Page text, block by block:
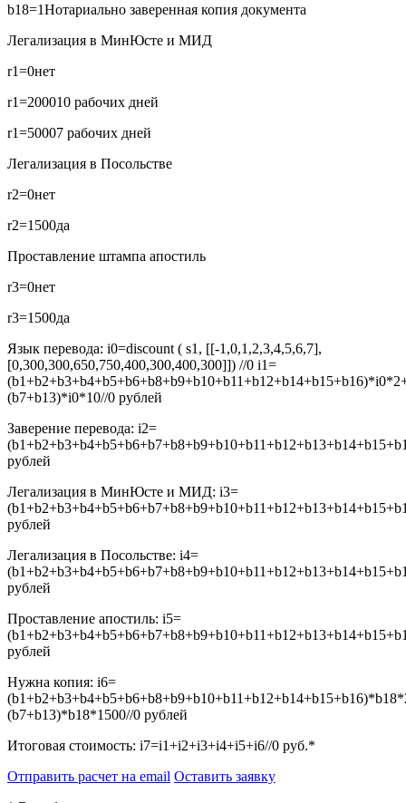
b18=1Нотариально заверенная копия документа
Легализация в МинЮсте и МИД
r1=0нет
r1=200010 рабочих дней
r1=50007 рабочих дней
Легализация в Посольстве
r2=0нет
r2=1500да
Проставление штампа апостиль
r3=0нет
r3=1500да
Язык перевода: i0=discount ( s1, [[-1,0,1,2,3,4,5,6,7],
[0,300,300,650,750,400,300,400,300]]) //0 i1=
(b7+b13)*i0*10//0 рублей
Заверение перевода: i2=
рублей
Легализация в МинЮсте и МИД: i3=
рублей
Легализация в Посольстве: i4=
рублей
Проставление апостиль: i5=
рублей
Нужна копия: i6=
(b7+b13)*b18*1500//0 рублей
Итоговая стоимость: i7=i1+i2+i3+i4+i5+i6//0 руб.*
Отправить расчет на email Оставить заявку